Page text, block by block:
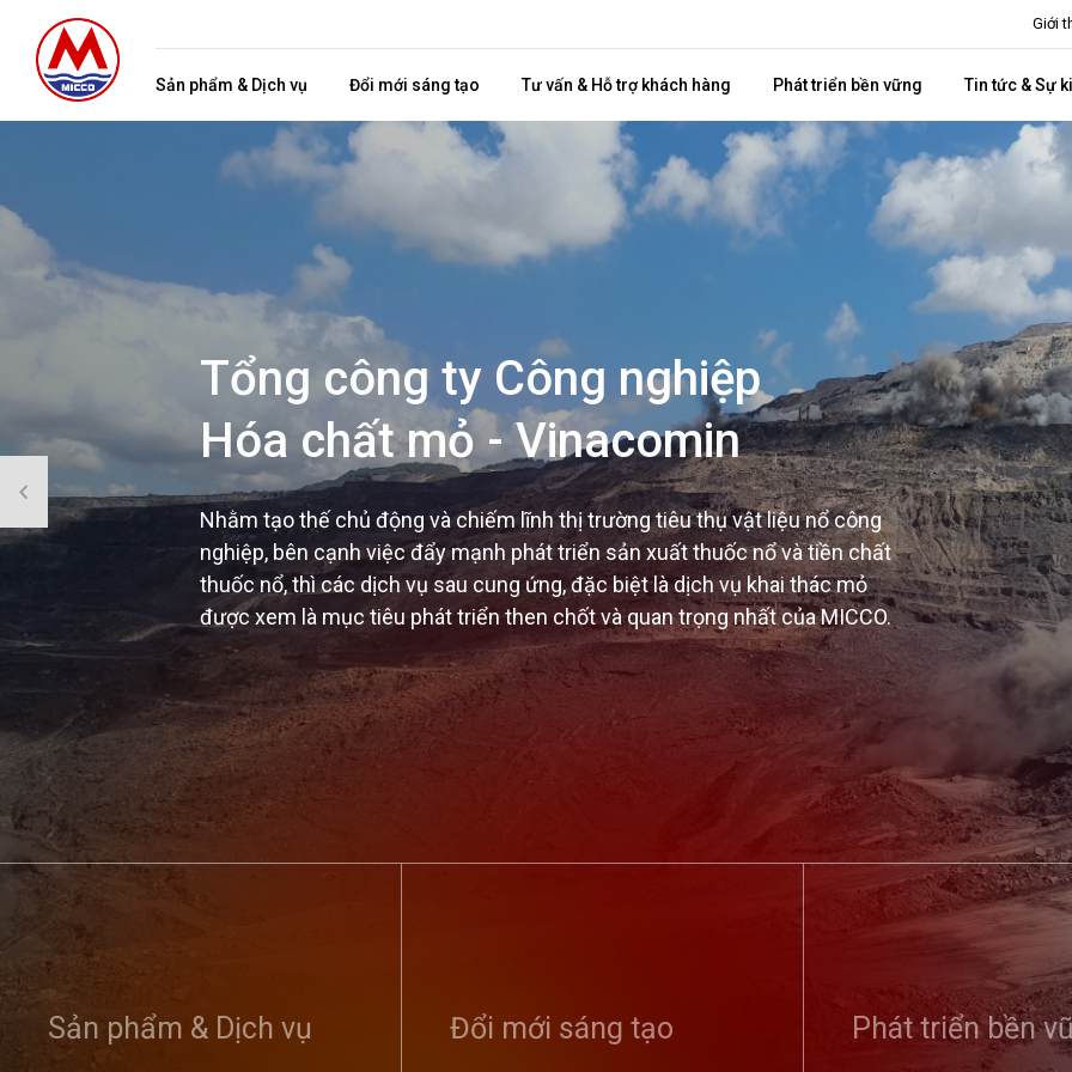
Giới
Sản phẩm & Dịch vụ Đổi mới sáng tạo Tư vấn & Hỗ trợ khách hàng Phát triển bền vững Tin tức & Sự
Sản phẩm & Dịch vụ Đổi mới sáng tạo Phát triển bền
dân bảo vệ an ninh Tổ quốc...
điển hình tiên tiến, vinh danh
sản phẩm, dịch vụ tiêu biểu...
Kỷ niệm
thống
Đảng
01/8/
Tổng công ty Công nghiệp
Hóa chất mỏ - Vinacomin
Nhằm tạo thế chủ động và chiếm lĩnh thị trường tiêu thụ vật liệu nổ công
nghiệp, bên cạnh việc đẩy mạnh phát triển sản xuất thuốc nổ và tiền chất
thuốc nổ, thì các dịch vụ sau cung ứng, đặc biệt là dịch vụ khai thác mỏ
được xem là mục tiêu phát triển then chốt và quan trọng nhất của MICCO.